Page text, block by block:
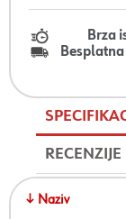
Brza
RECENZIJE
↓ Naziv